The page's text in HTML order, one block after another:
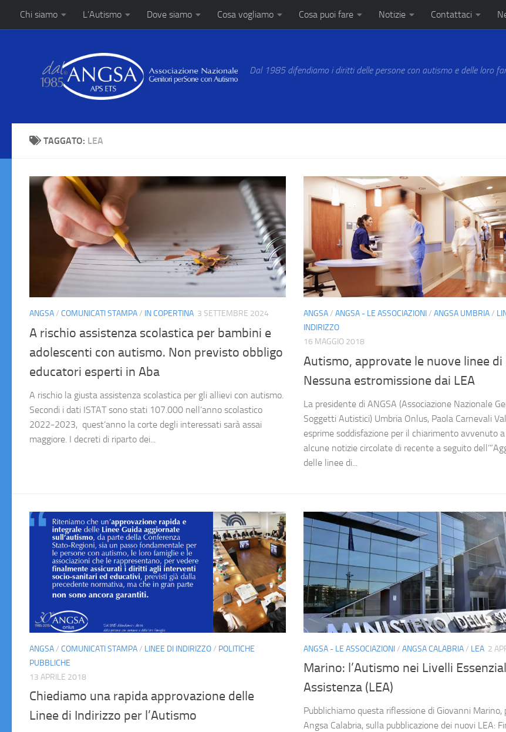
Salta al contenuto
Chi siamo L’Autismo Dove siamo Cosa vogliamo Cosa puoi fare Notizie Contattaci
Dal 1985 difendiamo i diritti delle persone con autismo e delle loro
TAGGATO: LEA
ANGSA/ COMUNICATI STAMPA/ IN COPERTINA 3 SETTEMBRE 2024
A rischio assistenza scolastica per bambini e
adolescenti con autismo. Non previsto obbligo
educatori esperti in Aba
A rischio la giusta assistenza scolastica per gli allievi con autismo.
Secondi i dati ISTAT sono stati 107.000 nell’anno scolastico
2022-2023, quest’anno la corte degli interessati sarà assai
maggiore. I decreti di riparto dei...
ANGSA/ ANGSA - LE ASSOCIAZIONI/ ANGSA UMBRIA/
INDIRIZZO
16 MAGGIO 2018
Autismo, approvate le nuove linee di
Nessuna estromissione dai LEA
La presidente di ANGSA (Associazione Nazionale
Soggetti Autistici) Umbria Onlus, Paola Carnevali
esprime soddisfazione per il chiarimento avvenuto
alcune notizie circolate di recente a seguito
delle linee di...
ANGSA/ COMUNICATI STAMPA/ LINEE DI INDIRIZZO/ POLITICHE
PUBBLICHE
13 APRILE 2018
Chiediamo una rapida approvazione delle
Linee di Indirizzo per l’Autismo
ANGSA - LE ASSOCIAZIONI/ ANGSA CALABRIA/ LEA 2
Marino: l’Autismo nei Livelli
Assistenza (LEA)
Pubblichiamo questa riflessione di Giovanni Marino,
Angsa Calabria, sulla pubblicazione dei nuovi LEA: